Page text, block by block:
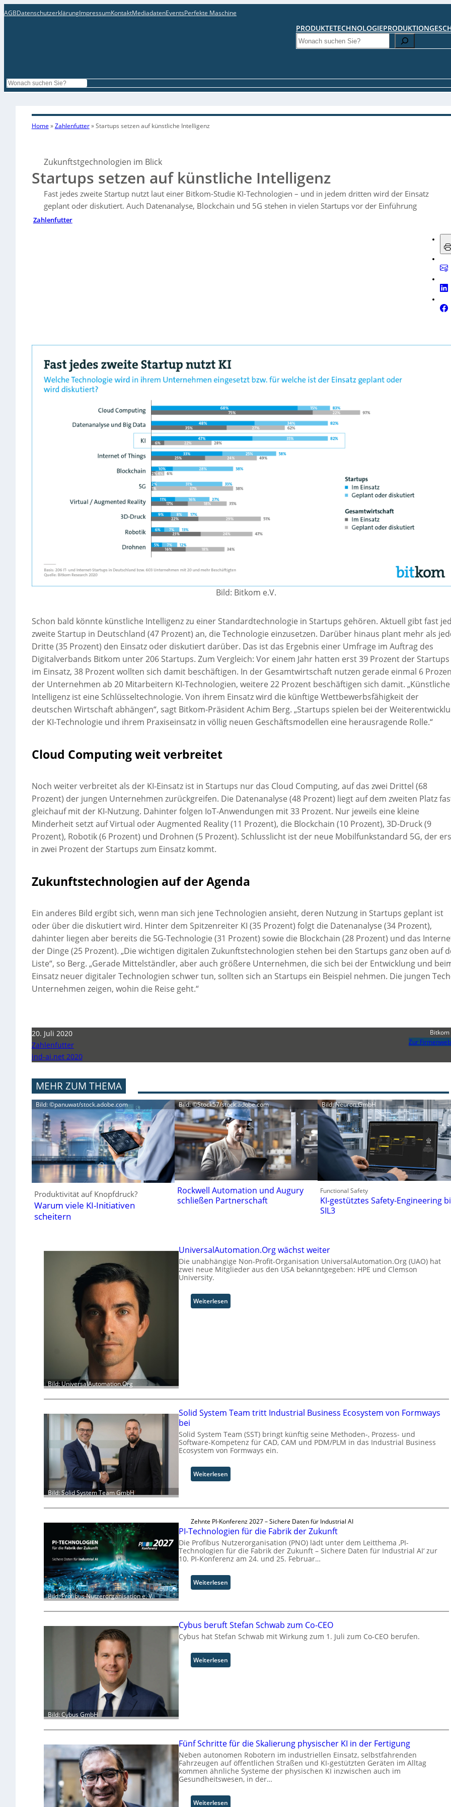
AGBDatenschutzerklärungImpressumKontaktMediadatenEventsPerfekte Maschine
PRODUKTETECHNOLOGIEPRODUKTION
Search
Search
Home »Zahlenfutter»Startups setzen auf künstliche Intelligenz
Zukunftstgechnologien im Blick
Startups setzen auf künstliche Intelligenz
Fast jedes zweite Startup nutzt laut einer Bitkom-Studie KI-Technologien – und in jedem dritten wird der Einsatz
geplant oder diskutiert. Auch Datenanalyse, Blockchain und 5G stehen in vielen Startups vor der Einführung
Zahlenfutter
Bild: Bitkom e.V.
Schon bald könnte künstliche Intelligenz zu einer Standardtechnologie in Startups gehören. Aktuell gibt fast
zweite Startup in Deutschland (47 Prozent) an, die Technologie einzusetzen. Darüber hinaus plant mehr als
Dritte (35 Prozent) den Einsatz oder diskutiert darüber. Das ist das Ergebnis einer Umfrage im Auftrag des
Digitalverbands Bitkom unter 206 Startups. Zum Vergleich: Vor einem Jahr hatten erst 39 Prozent der Startups
im Einsatz, 38 Prozent wollten sich damit beschäftigen. In der Gesamtwirtschaft nutzen gerade einmal 6
der Unternehmen ab 20 Mitarbeitern KI-Technologien, weitere 22 Prozent beschäftigen sich damit. „Künstliche
Intelligenz ist eine Schlüsseltechnologie. Von ihrem Einsatz wird die künftige Wettbewerbsfähigkeit der
deutschen Wirtschaft abhängen“, sagt Bitkom-Präsident Achim Berg. „Startups spielen bei der
der KI-Technologie und ihrem Praxiseinsatz in völlig neuen Geschäftsmodellen eine herausragende Rolle.“
Cloud Computing weit verbreitet
Noch weiter verbreitet als der KI-Einsatz ist in Startups nur das Cloud Computing, auf das zwei Drittel (68
Prozent) der jungen Unternehmen zurückgreifen. Die Datenanalyse (48 Prozent) liegt auf dem zweiten Platz
gleichauf mit der KI-Nutzung. Dahinter folgen IoT-Anwendungen mit 33 Prozent. Nur jeweils eine kleine
Minderheit setzt auf Virtual oder Augmented Reality (11 Prozent), die Blockchain (10 Prozent), 3D-Druck (9
Prozent), Robotik (6 Prozent) und Drohnen (5 Prozent). Schlusslicht ist der neue Mobilfunkstandard 5G, der
in zwei Prozent der Startups zum Einsatz kommt.
Zukunftstechnologien auf der Agenda
Ein anderes Bild ergibt sich, wenn man sich jene Technologien ansieht, deren Nutzung in Startups geplant ist
oder über die diskutiert wird. Hinter dem Spitzenreiter KI (35 Prozent) folgt die Datenanalyse (34 Prozent),
dahinter liegen aber bereits die 5G-Technologie (31 Prozent) sowie die Blockchain (28 Prozent) und das
der Dinge (25 Prozent). „Die wichtigen digitalen Zukunftstechnologien stehen bei den Startups ganz oben auf
Liste“, so Berg. „Gerade Mittelständler, aber auch größere Unternehmen, die sich bei der Entwicklung und
Einsatz neuer digitaler Technologien schwer tun, sollten sich an Startups ein Beispiel nehmen. Die jungen
Unternehmen zeigen, wohin die Reise geht.“
20. Juli 2020
Zahlenfutter
ind-ai.net 2020
Bitkom
Zur
MEHR ZUM THEMA
Bild: ©panuwat/stock.adobe.com
Produktivität auf Knopfdruck?
Warum viele KI-Initiativen
scheitern
Bild: ©Stock57/stock.adobe.com
Rockwell Automation und Augury
schließen Partnerschaft
Bild: Neuron GmbH
Functional Safety
KI-gestütztes Safety-Engineering
SIL3
Bild: UniversalAutomation.Org
UniversalAutomation.Org wächst weiter
Die unabhängige Non-Profit-Organisation UniversalAutomation.Org (UAO) hat
zwei neue Mitglieder aus den USA bekanntgegeben: HPE und Clemson
University.
Weiterlesen
U
m
a
n
r
g
w
ä
c
h
t
w
e
r
Bild: Solid System Team GmbH
Solid System Team tritt Industrial Business Ecosystem von Formways
bei
Solid System Team (SST) bringt künftig seine Methoden-, Prozess- und
Software-Kompetenz für CAD, CAM und PDM/PLM in das Industrial Business
Ecosystem von Formways ein.
Weiterlesen
S
d
S
y
s
t
m
T
t
r
t
t
r
i
l
B
u
Bild: Profibus Nutzerorganisation e. V.
Zehnte PI-Konferenz 2027 – Sichere Daten für Industrial AI
PI-Technologien für die Fabrik der Zukunft
Die Profibus Nutzerorganisation (PNO) lädt unter dem Leitthema ‚PI-
Technologien für die Fabrik der Zukunft – Sichere Daten für Industrial AI‘ zur
10. PI-Konferenz am 24. und 25. Februar…
Weiterlesen
P
-
T
e
c
o
ü
r
d
i
e
Bild: Cybus GmbH
Cybus beruft Stefan Schwab zum Co-CEO
Cybus hat Stefan Schwab mit Wirkung zum 1. Juli zum Co-CEO berufen.
Weiterlesen
C
u
f
t
S
t
e
Fünf Schritte für die Skalierung physischer KI in der Fertigung
Neben autonomen Robotern im industriellen Einsatz, selbstfahrenden
Fahrzeugen auf öffentlichen Straßen und KI-gestützten Geräten im Alltag
kommen ähnliche Systeme der physischen KI inzwischen auch im
Gesundheitswesen, in der…
Weiterlesen